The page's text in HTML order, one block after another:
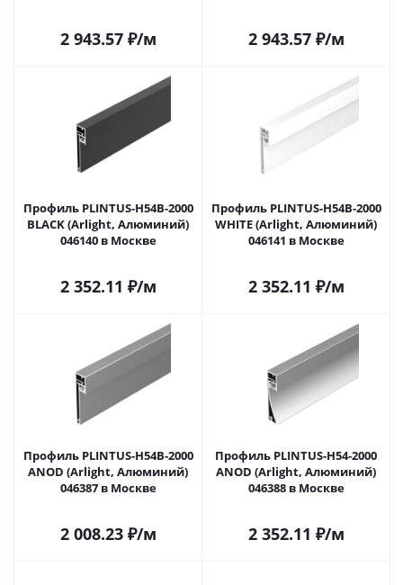
2 943.57₽/м 2 943.57₽/м
Профиль PLINTUS-H54B-2000
BLACK (Arlight, Алюминий)
046140 в Москве
2 352.11 ₽/м
Профиль PLINTUS-H54B-2000
WHITE (Arlight, Алюминий)
046141 в Москве
2 352.11 ₽/м
Профиль PLINTUS-H54B-2000
ANOD (Arlight, Алюминий)
046387 в Москве
2 008.23₽/м
Профиль PLINTUS-H54-2000
ANOD (Arlight, Алюминий)
046388 в Москве
2 352.11 ₽/м